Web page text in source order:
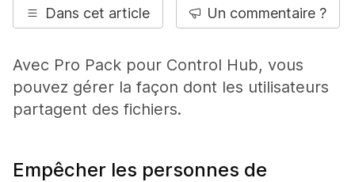
Dans cet article Un commentaire ?
Avec Pro Pack pour Control Hub, vous
pouvez gérer la façon dont les utilisateurs
partagent des fichiers.
Empêcher les personnes de